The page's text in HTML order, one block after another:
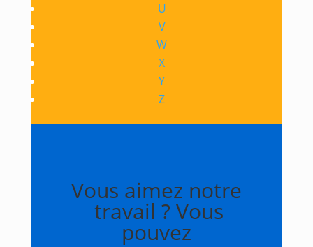
U
V
W
X
Y
Z
Vous aimez notre
travail ? Vous
pouvez